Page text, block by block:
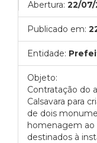
Abertura: 22/
Publicado em:
Entidade:
Objeto:
Contratação do
Calsavara para
de dois
homenagem ao
destinados à